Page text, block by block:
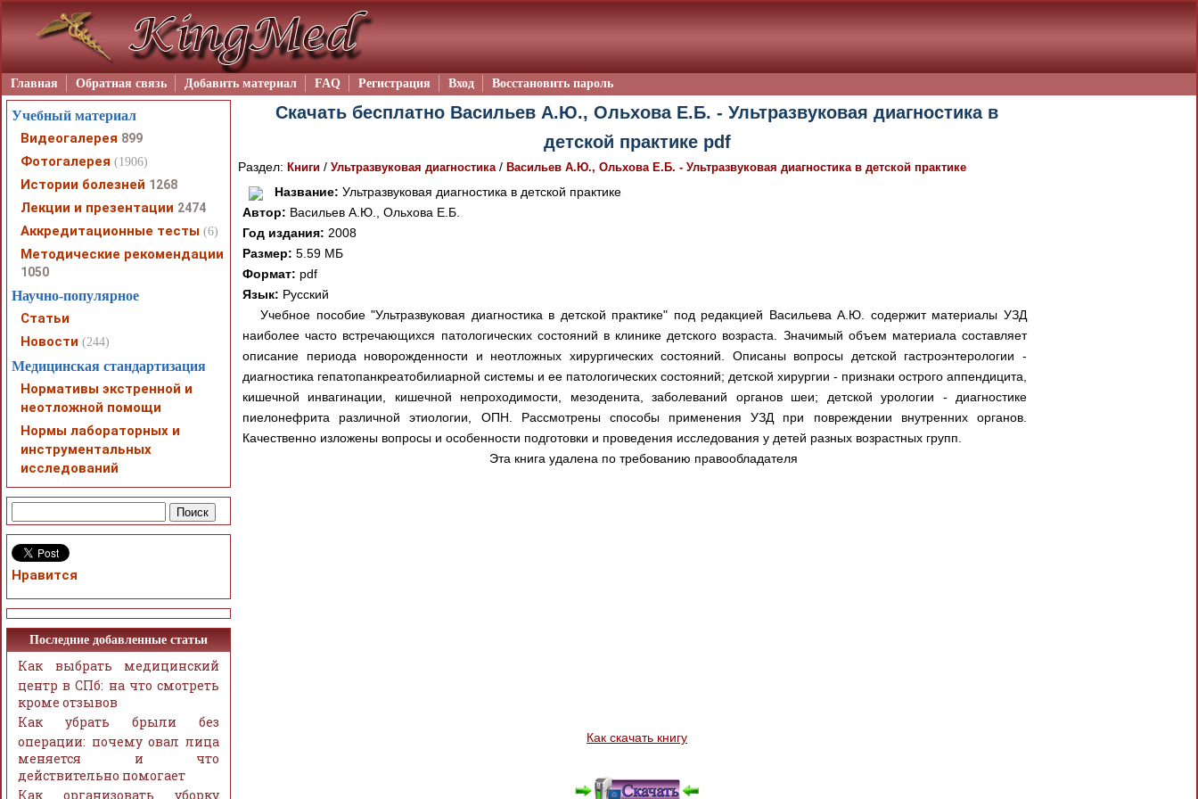
Главная Обратная связь Добавить материал FAQ Регистрация Вход Восстановить пароль
Скачать бесплатно Васильев А.Ю., Ольхова Е.Б. - Ультразвуковая диагностика в
детской практике pdf
Раздел: Книги / Ультразвуковая диагностика / Васильев А.Ю., Ольхова Е.Б. - Ультразвуковая диагностика в детской практике
Название: Ультразвуковая диагностика в детской практике
Автор: Васильев А.Ю., Ольхова Е.Б.
Год издания: 2008
Размер: 5.59 МБ
Формат: pdf
Язык: Русский
Учебное пособие "Ультразвуковая диагностика в детской практике" под редакцией Васильева А.Ю. содержит материалы УЗД
наиболее часто встречающихся патологических состояний в клинике детского возраста. Значимый объем материала составляет
описание периода новорожденности и неотложных хирургических состояний. Описаны вопросы детской гастроэнтерологии -
диагностика гепатопанкреатобилиарной системы и ее патологических состояний; детской хирургии - признаки острого аппендицита,
кишечной инвагинации, кишечной непроходимости, мезоденита, заболеваний органов шеи; детской урологии - диагностике
пиелонефрита различной этиологии, ОПН. Рассмотрены способы применения УЗД при повреждении внутренних органов.
Качественно изложены вопросы и особенности подготовки и проведения исследования у детей разных возрастных групп.
Эта книга удалена по требованию правообладателя
Как скачать книгу
Учебный материал
Видеогалерея 899
Фотогалерея (1906)
Истории болезней 1268
Лекции и презентации 2474
Аккредитационные тесты (6)
Методические рекомендации
1050
Научно-популярное
Статьи
Новости (244)
Медицинская стандартизация
Нормативы экстренной и
неотложной помощи
Нормы лабораторных и
инструментальных
исследований
Нравится
Последние добавленные статьи
Как выбрать медицинский
центр в СПб: на что смотреть
кроме отзывов
Как убрать брыли без
операции: почему овал лица
меняется и что
действительно помогает
Как организовать уборку